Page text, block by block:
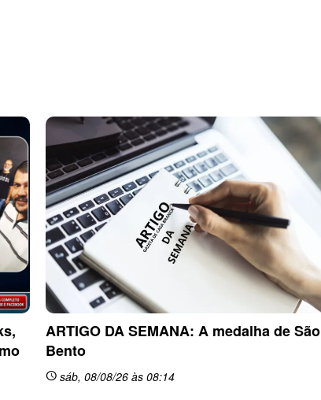
ARTIGO DA SEMANA: A medalha de São
Bento
schedulesáb, 08/08/26 às 08:14